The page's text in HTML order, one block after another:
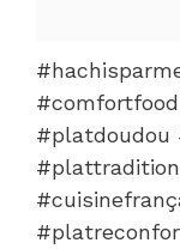
#platdoudou